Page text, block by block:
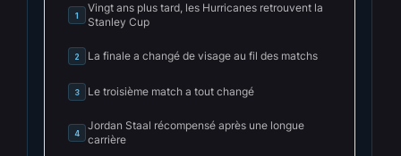
1
Vingt ans plus tard, les Hurricanes retrouvent la
Stanley Cup
2 La finale a changé de visage au fil des matchs
3 Le troisième match a tout changé
4
Jordan Staal récompensé après une longue
carrière